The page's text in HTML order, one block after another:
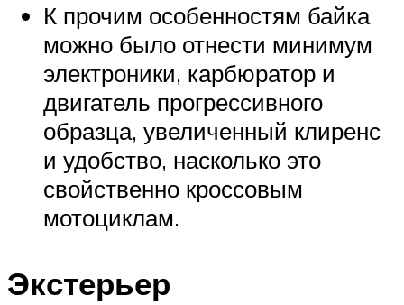
К прочим особенностям байка
можно было отнести минимум
электроники, карбюратор и
двигатель прогрессивного
образца, увеличенный клиренс
и удобство, насколько это
свойственно кроссовым
мотоциклам.
Экстерьер